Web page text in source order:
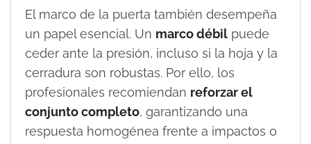
El marco de la puerta también desempeña
un papel esencial. Un marco débil puede
ceder ante la presión, incluso si la hoja y la
cerradura son robustas. Por ello, los
profesionales recomiendan reforzar el
conjunto completo, garantizando una
respuesta homogénea frente a impactos o